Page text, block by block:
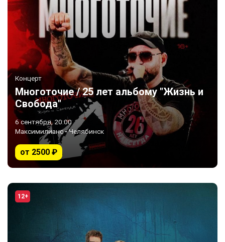
Концерт
Многоточие / 25 лет альбому "Жизнь и
Свобода"
6 сентября, 20:00
Максимилианс • Челябинск
от 2500 ₽
12+